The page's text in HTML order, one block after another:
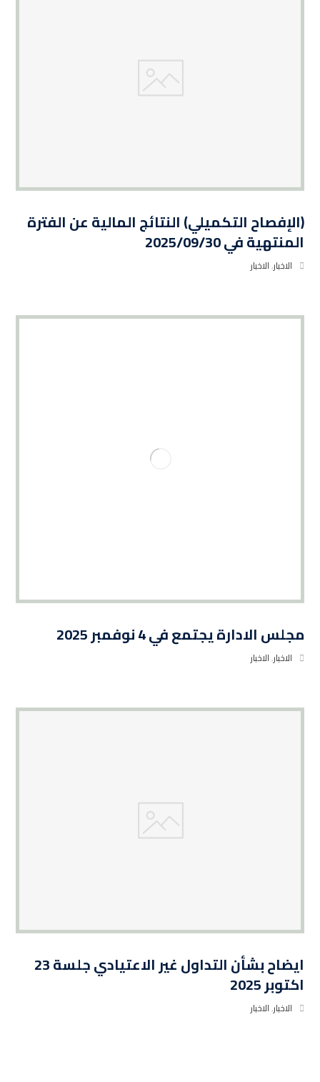
(الإفصاح التكميلي) النتائج المالية عن الفترة
المنتهية في 2025/09/30
الاخبار,الاخبار
مجلس الادارة يجتمع في 4 نوفمبر 2025
الاخبار,الاخبار
ايضاح بشأن التداول غير الاعتيادي جلسة 23
اكتوبر 2025
الاخبار,الاخبار